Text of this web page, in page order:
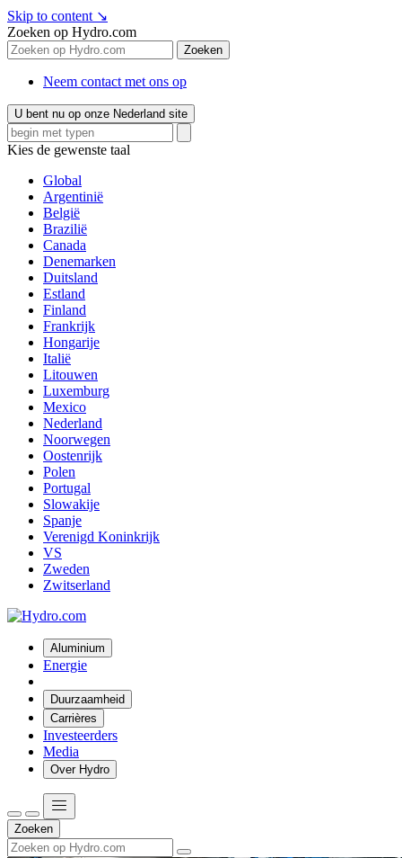
Skip to content ↘
Zoeken op Hydro.com
Zoeken
Neem contact met ons op
U bent nu op onze Nederland site
Kies de gewenste taal
Global
Argentinië
België
Brazilië
Canada
Denemarken
Duitsland
Estland
Finland
Frankrijk
Hongarije
Italië
Litouwen
Luxemburg
Mexico
Nederland
Noorwegen
Oostenrijk
Polen
Portugal
Slowakije
Spanje
Verenigd Koninkrijk
VS
Zweden
Zwitserland
Aluminium
Energie
Duurzaamheid
Carrières
Investeerders
Media
Over Hydro
Zoeken